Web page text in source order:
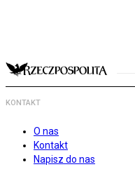
KONTAKT
O nas
Kontakt
Napisz do nas